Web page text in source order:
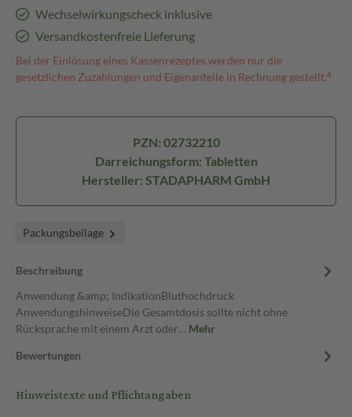
Wechselwirkungscheck inklusive
Versandkostenfreie Lieferung
Bei der Einlösung eines Kassenrezeptes werden nur die
gesetzlichen Zuzahlungen und Eigenanteile in Rechnung gestellt.⁴
PZN: 02732210
Darreichungsform: Tabletten
Hersteller: STADAPHARM GmbH
Packungsbeilage
Beschreibung
Anwendung &amp; IndikationBluthochdruck
AnwendungshinweiseDie Gesamtdosis sollte nicht ohne
Rücksprache mit einem Arzt oder… Mehr
Bewertungen
Hinweistexte und Pflichtangaben